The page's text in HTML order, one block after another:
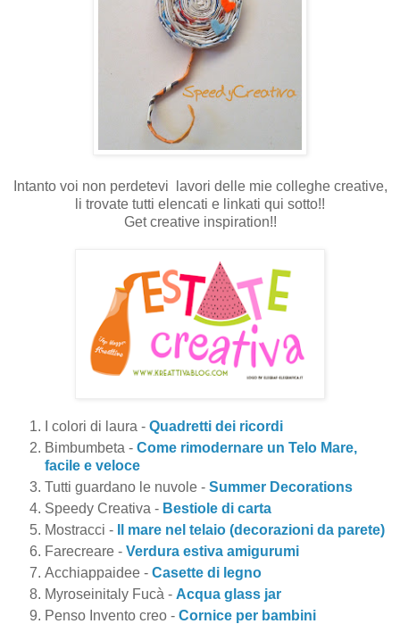
Intanto voi non perdetevi lavori delle mie colleghe creative,
li trovate tutti elencati e linkati qui sotto!!
Get creative inspiration!!
I colori di laura - Quadretti dei ricordi
Bimbumbeta - Come rimodernare un Telo Mare,
facile e veloce
Tutti guardano le nuvole - Summer Decorations
Speedy Creativa - Bestiole di carta
Mostracci -
Il mare nel telaio (decorazioni da parete)
Farecreare - Verdura estiva amigurumi
Acchiappaidee - Casette di legno
Myroseinitaly Fucà - Acqua glass jar
Penso Invento creo - Cornice per bambini